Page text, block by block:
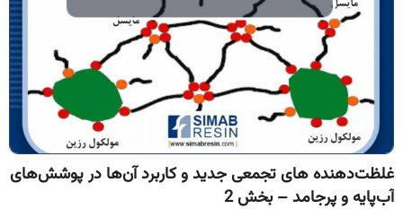
غلظت‌دهنده های تجمعی جدید و کاربرد آن‌ها در پوشش‌های
آب‌پایه و پرجامد – بخش 2